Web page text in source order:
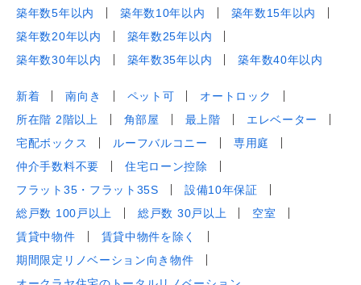
築年数5年以内 築年数10年以内
築年数15年以内
築年数20年以内
築年数25年以内
築年数30年以内
築年数35年以内 築年数40年以内
新着 南向き ペット可
オートロック
所在階 2階以上
角部屋 最上階
エレベーター
宅配ボックス
ルーフバルコニー
専用庭
仲介手数料不要
住宅ローン控除
フラット35・フラット35S
設備10年保証
総戸数 100戸以上
総戸数 30戸以上
空室
賃貸中物件
賃貸中物件を除く
期間限定リノベーション向き物件